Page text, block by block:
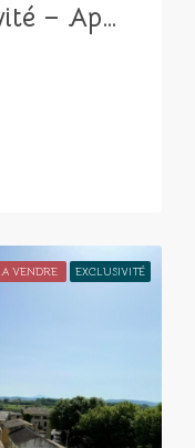
ML 723 En Exclusivité – Appartement T2 Rénové
A VENDRE EXCLUSIVITÉ